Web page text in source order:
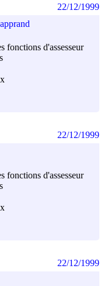
fonctions d'assesseur
22/12/1999
fonctions d'assesseur
22/12/1999
22/12/1999